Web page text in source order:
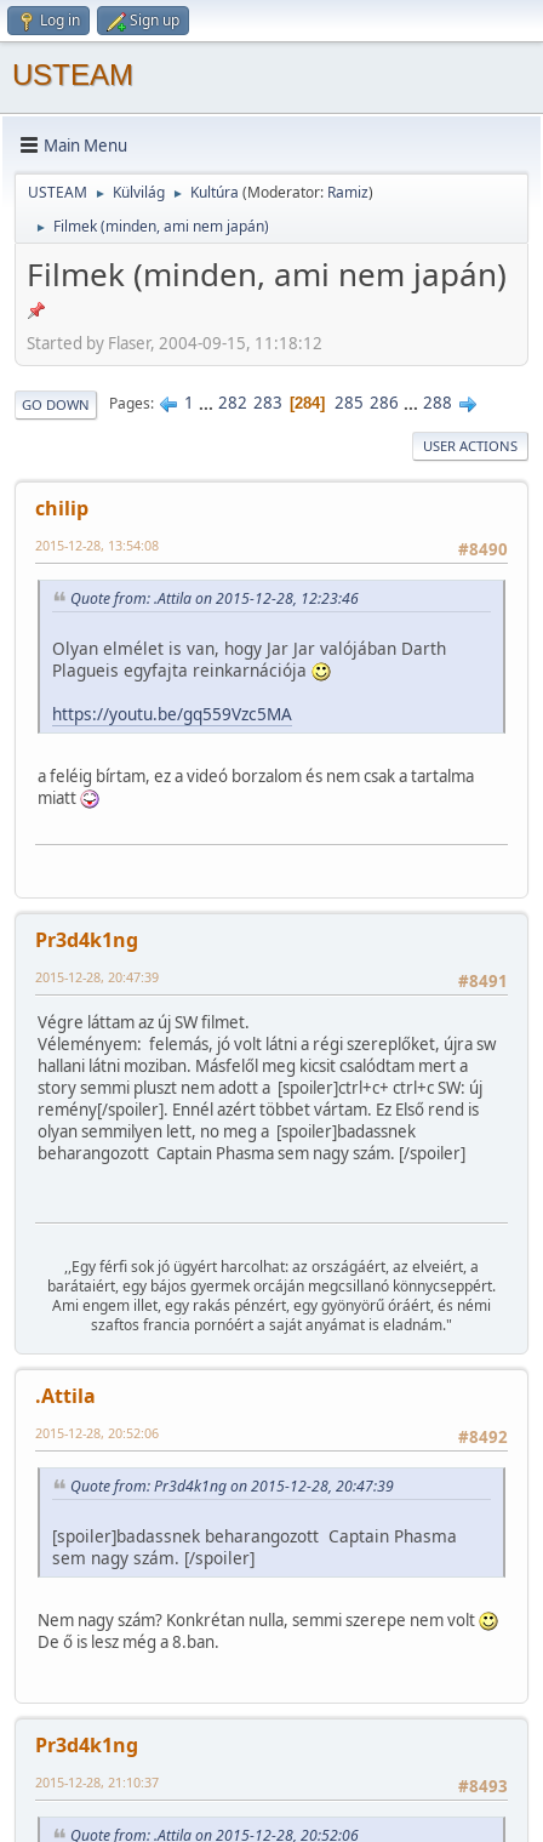
Log in Sign up
USTEAM
Main Menu
USTEAM ► Külvilág ► Kultúra (Moderator: Ramiz)
► Filmek (minden, ami nem japán)
Filmek (minden, ami nem japán)
Started by Flaser, 2004-09-15, 11:18:12
GO DOWN Pages 1 ... 282 283 284 285 286 ... 288
USER ACTIONS
chilip
#8490
2015-12-28, 13:54:08
Quote from: .Attila on 2015-12-28, 12:23:46
Olyan elmélet is van, hogy Jar Jar valójában Darth
Plagueis egyfajta reinkarnációja
https://youtu.be/gq559Vzc5MA
a feléig bírtam, ez a videó borzalom és nem csak a tartalma
miatt
Pr3d4k1ng
#8491
2015-12-28, 20:47:39
Végre láttam az új SW filmet.
Véleményem: felemás, jó volt látni a régi szereplőket, újra sw
hallani látni moziban. Másfelől meg kicsit csalódtam mert a
story semmi pluszt nem adott a [spoiler]ctrl+c+ ctrl+c SW: új
remény[/spoiler]. Ennél azért többet vártam. Ez Első rend is
olyan semmilyen lett, no meg a [spoiler]badassnek
beharangozott Captain Phasma sem nagy szám. [/spoiler]
,,Egy férfi sok jó ügyért harcolhat: az országáért, az elveiért, a
barátaiért, egy bájos gyermek orcáján megcsillanó könnycseppért.
Ami engem illet, egy rakás pénzért, egy gyönyörű óráért, és némi
szaftos francia pornóért a saját anyámat is eladnám."
.Attila
#8492
2015-12-28, 20:52:06
Quote from: Pr3d4k1ng on 2015-12-28, 20:47:39
[spoiler]badassnek beharangozott Captain Phasma
sem nagy szám. [/spoiler]
Nem nagy szám? Konkrétan nulla, semmi szerepe nem volt
De ő is lesz még a 8.ban.
Pr3d4k1ng
#8493
2015-12-28, 21:10:37
Quote from: .Attila on 2015-12-28, 20:52:06